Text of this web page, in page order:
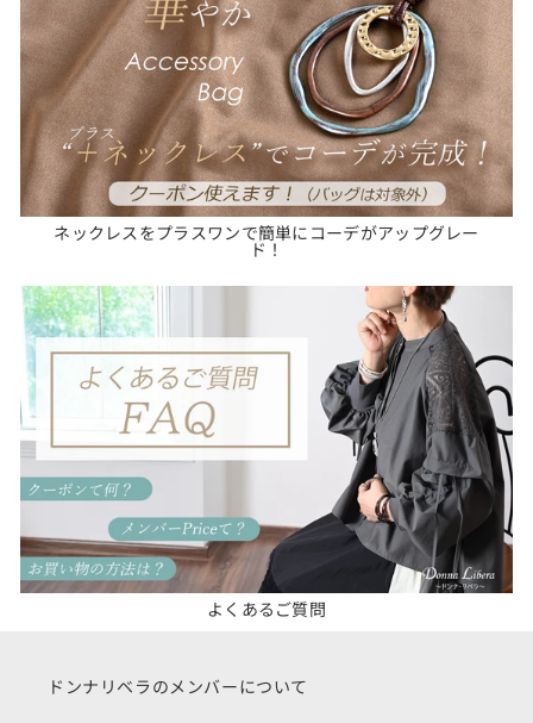
ネックレスをプラスワンで簡単にコーデがアップグレー
ド！
よくあるご質問
ドンナリベラのメンバーについて